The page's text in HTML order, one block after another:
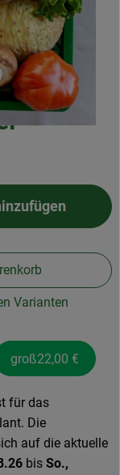
Varianten
groß22,00 €
für das
Die
auf die aktuelle
bis So.,